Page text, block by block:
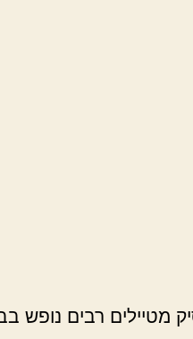
מטיילים רבים נופש